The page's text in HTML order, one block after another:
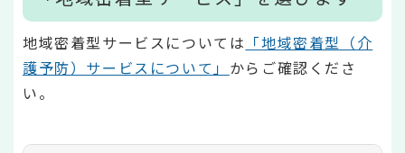
地域密着型サービスについては 「地域密着型（介
護予防）サービスについて」 からご確認くださ
い。